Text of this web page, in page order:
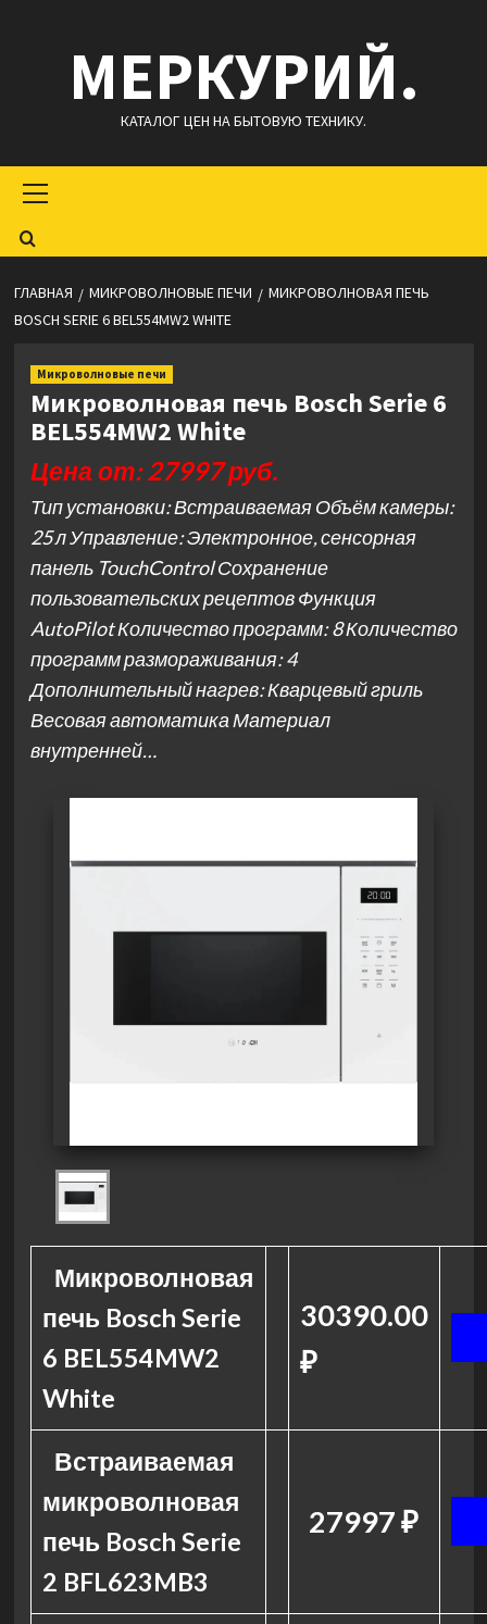
содержимомуМЕРКУРИЙ.
КАТАЛОГ ЦЕН НА БЫТОВУЮ ТЕХНИКУ.
меню
ГЛАВНАЯ МИКРОВОЛНОВЫЕ ПЕЧИ
МИКРОВОЛНОВАЯ ПЕЧЬ
BOSCH SERIE 6 BEL554MW2 WHITE
Микроволновые печи
Микроволновая печь Bosch Serie 6
BEL554MW2 White
Цена от: 27997 руб.
Тип установки: Встраиваемая Объём камеры:
25 л Управление: Электронное, сенсорная
панель TouchControl Сохранение
пользовательских рецептов Функция
AutoPilot Количество программ: 8 Количество
программ размораживания: 4
Дополнительный нагрев: Кварцевый гриль
Весовая автоматика Материал
внутренней…
Микроволновая
печь Bosch Serie
6 BEL554MW2
White
30390.00
₽
Встраиваемая
микроволновая
печь Bosch Serie
2 BFL623MB3
27997 ₽